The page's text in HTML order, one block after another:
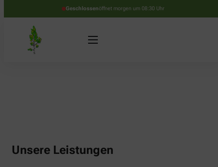
Geschlossenöffnet morgen um 08:30 Uhr
Unsere Leistungen